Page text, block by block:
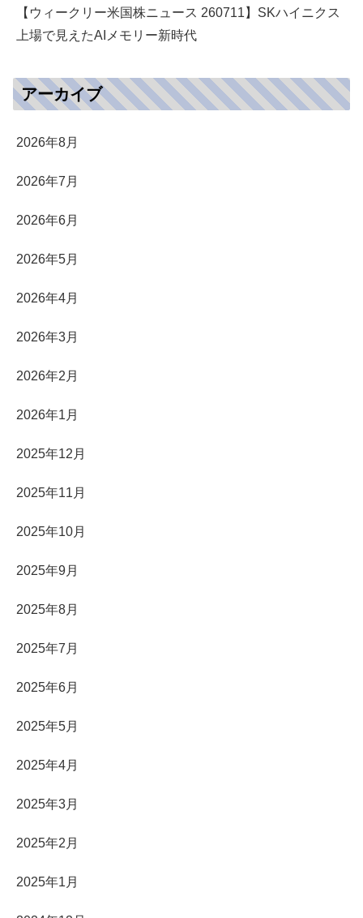
【ウィークリー米国株ニュース 260711】SKハイニクス
上場で見えたAIメモリー新時代
アーカイブ
2026年8月
2026年7月
2026年6月
2026年5月
2026年4月
2026年3月
2026年2月
2026年1月
2025年12月
2025年11月
2025年10月
2025年9月
2025年8月
2025年7月
2025年6月
2025年5月
2025年4月
2025年3月
2025年2月
2025年1月